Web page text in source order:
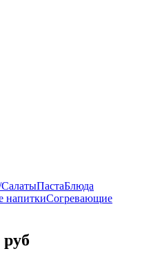
ПастаБлюда
напиткиСогревающие